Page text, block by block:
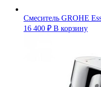
Смеситель GROHE
16 400 ₽ В корзину